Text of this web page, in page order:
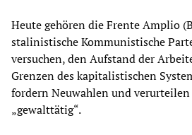
Heute gehören die Frente Amplio
stalinistische Kommunistische
versuchen, den Aufstand der
Grenzen des kapitalistischen
fordern Neuwahlen und
„gewalttätig“.